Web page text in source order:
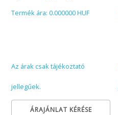
Termék ára: 0.000000 HUF
Az árak csak tájékoztató
jellegűek.
ÁRAJÁNLAT KÉRÉSE